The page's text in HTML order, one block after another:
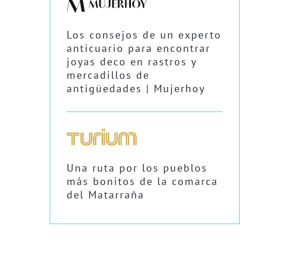
Los consejos de un experto
anticuario para encontrar
joyas deco en rastros y
mercadillos de
antigüedades | Mujerhoy
Una ruta por los pueblos
más bonitos de la comarca
del Matarraña